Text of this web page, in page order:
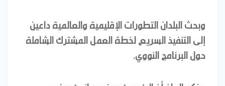
وبحث البلدان التطورات الإقليمية والعالمية داعين
إلى التنفيذ السريع لخطة العمل المشترك الشاملة
حول البرنامج النووي.